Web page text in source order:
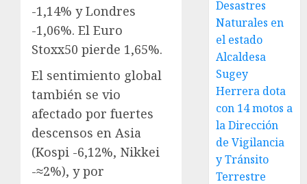
-1,14% y Londres
-1,06%. El Euro
Stoxx50 pierde 1,65%.
El sentimiento global
también se vio
afectado por fuertes
descensos en Asia
(Kospi -6,12%, Nikkei
-≈2%), y por
Desastres
Naturales en
el estado
Alcaldesa
Sugey
Herrera dota
con 14 motos a
la Dirección
de Vigilancia
y Tránsito
Terrestre